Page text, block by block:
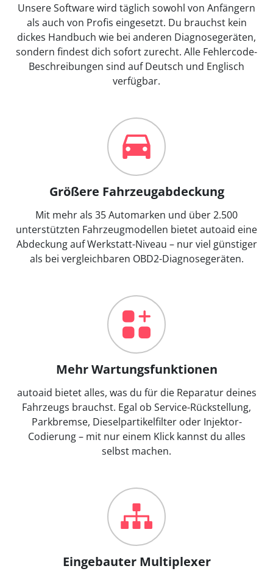
Unsere Software wird täglich sowohl von Anfängern
als auch von Profis eingesetzt. Du brauchst kein
dickes Handbuch wie bei anderen Diagnosegeräten,
sondern findest dich sofort zurecht. Alle Fehlercode-
Beschreibungen sind auf Deutsch und Englisch
verfügbar.
Größere Fahrzeugabdeckung
Mit mehr als 35 Automarken und über 2.500
unterstützten Fahrzeugmodellen bietet autoaid eine
Abdeckung auf Werkstatt-Niveau – nur viel günstiger
als bei vergleichbaren OBD2-Diagnosegeräten.
Mehr Wartungsfunktionen
autoaid bietet alles, was du für die Reparatur deines
Fahrzeugs brauchst. Egal ob Service-Rückstellung,
Parkbremse, Dieselpartikelfilter oder Injektor-
Codierung – mit nur einem Klick kannst du alles
selbst machen.
Eingebauter Multiplexer